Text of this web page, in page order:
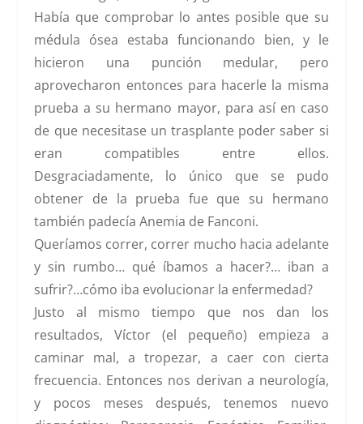
Había que comprobar lo antes posible que su
médula ósea estaba funcionando bien, y le
hicieron una punción medular, pero
aprovecharon entonces para hacerle la misma
prueba a su hermano mayor, para así en caso
de que necesitase un trasplante poder saber si
eran compatibles entre ellos.
Desgraciadamente, lo único que se pudo
obtener de la prueba fue que su hermano
también padecía Anemia de Fanconi.
Queríamos correr, correr mucho hacia adelante
y sin rumbo… qué íbamos a hacer?… iban a
sufrir?…cómo iba evolucionar la enfermedad?
Justo al mismo tiempo que nos dan los
resultados, Víctor (el pequeño) empieza a
caminar mal, a tropezar, a caer con cierta
frecuencia. Entonces nos derivan a neurología,
y pocos meses después, tenemos nuevo